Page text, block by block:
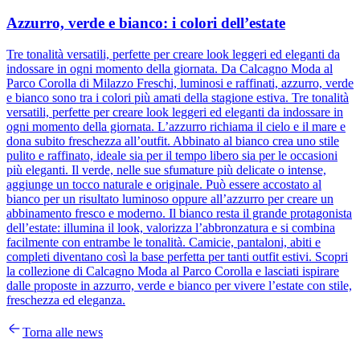
Azzurro, verde e bianco: i colori dell’estate
Tre tonalità versatili, perfette per creare look leggeri ed eleganti da
indossare in ogni momento della giornata. Da Calcagno Moda al
Parco Corolla di Milazzo Freschi, luminosi e raffinati, azzurro, verde
e bianco sono tra i colori più amati della stagione estiva. Tre tonalità
versatili, perfette per creare look leggeri ed eleganti da indossare in
ogni momento della giornata. L’azzurro richiama il cielo e il mare e
dona subito freschezza all’outfit. Abbinato al bianco crea uno stile
pulito e raffinato, ideale sia per il tempo libero sia per le occasioni
più eleganti. Il verde, nelle sue sfumature più delicate o intense,
aggiunge un tocco naturale e originale. Può essere accostato al
bianco per un risultato luminoso oppure all’azzurro per creare un
abbinamento fresco e moderno. Il bianco resta il grande protagonista
dell’estate: illumina il look, valorizza l’abbronzatura e si combina
facilmente con entrambe le tonalità. Camicie, pantaloni, abiti e
completi diventano così la base perfetta per tanti outfit estivi. Scopri
la collezione di Calcagno Moda al Parco Corolla e lasciati ispirare
dalle proposte in azzurro, verde e bianco per vivere l’estate con stile,
freschezza ed eleganza.
Torna alle news